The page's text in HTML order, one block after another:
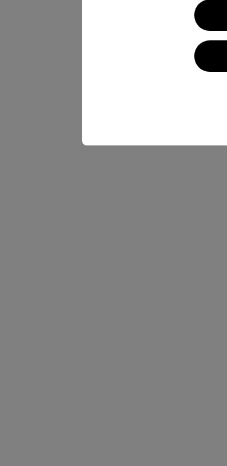
Valoración: